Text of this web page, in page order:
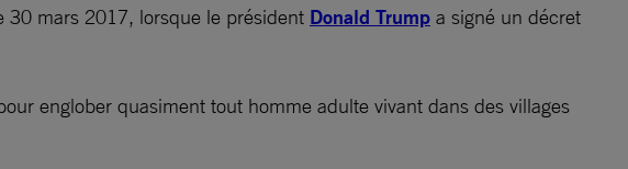
30 mars 2017, lorsque le président Donald Trump a signé un décret
englober quasiment tout homme adulte vivant dans des villages